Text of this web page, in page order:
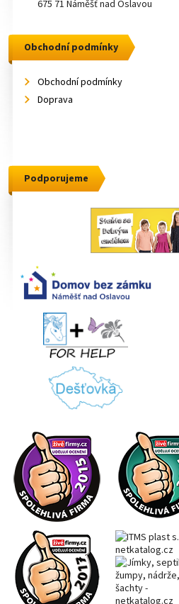
675 71 Náměšť nad Oslavou
Obchodní podmínky
Obchodní podmínky
Doprava
Podporujeme